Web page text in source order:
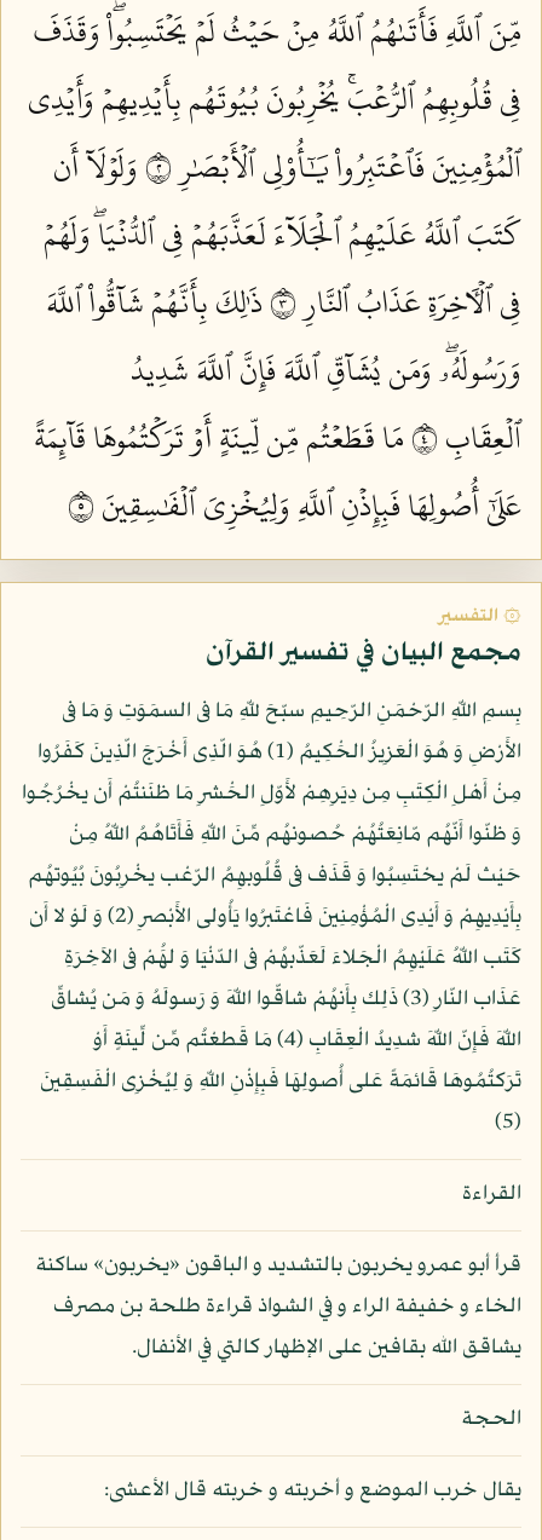
مِّنَ ٱللَّهِ فَأَتَىٰهُمُ ٱللَّهُ مِنۡ حَيۡثُ لَمۡ يَحۡتَسِبُواْۖ وَقَذَفَ
فِي قُلُوبِهِمُ ٱلرُّعۡبَۚ يُخۡرِبُونَ بُيُوتَهُم بِأَيۡدِيهِمۡ وَأَيۡدِي
ٱلۡمُؤۡمِنِينَ فَٱعۡتَبِرُواْ يَٰٓأُوْلِي ٱلۡأَبۡصَٰرِ ٢
وَلَوۡلَآ أَن
كَتَبَ ٱللَّهُ عَلَيۡهِمُ ٱلۡجَلَآءَ لَعَذَّبَهُمۡ فِي ٱلدُّنۡيَاۖ وَلَهُمۡ
فِي ٱلۡأٓخِرَةِ عَذَابُ ٱلنَّارِ ٣
ذَٰلِكَ بِأَنَّهُمۡ شَآقُّواْ ٱللَّهَ
وَرَسُولَهُۥۖ وَمَن يُشَآقِّ ٱللَّهَ فَإِنَّ ٱللَّهَ شَدِيدُ
ٱلۡعِقَابِ ٤
مَا قَطَعۡتُم مِّن لِّينَةٍ أَوۡ تَرَكۡتُمُوهَا قَآئِمَةً
عَلَىٰٓ أُصُولِهَا فَبِإِذۡنِ ٱللَّهِ وَلِيُخۡزِيَ ٱلۡفَٰسِقِينَ ٥
۞ التفسير
مجمع البيان في تفسير القرآن
بِسمِ اللّهِ الرّحْمَنِ الرّحِيمِ سبّحَ للّهِ مَا فى السمَوَتِ وَ مَا فى
الأَرْضِ وَ هُوَ الْعَزِيزُ الحَْكِيمُ (1) هُوَ الّذِى أَخْرَجَ الّذِينَ كَفَرُوا
مِنْ أَهْلِ الْكِتَبِ مِن دِيَرِهِمْ لأَوّلِ الحَْشرِ مَا ظنَنتُمْ أَن يخْرُجُوا
وَ ظنّوا أَنّهُم مّانِعَتُهُمْ حُصونهُم مِّنَ اللّهِ فَأَتَاهُمُ اللّهُ مِنْ
حَيْث لَمْ يحْتَسِبُوا وَ قَذَف فى قُلُوبهِمُ الرّعْب يخْرِبُونَ بُيُوتهُم
بِأَيْدِيهِمْ وَ أَيْدِى الْمُؤْمِنِينَ فَاعْتَبرُوا يَأُولى الأَبْصرِ (2) وَ لَوْ لا أَن
كَتَب اللّهُ عَلَيْهِمُ الْجَلاءَ لَعَذّبهُمْ فى الدّنْيَا وَ لهَُمْ فى الاَخِرَةِ
عَذَاب النّارِ (3) ذَلِك بِأَنهُمْ شاقّوا اللّهَ وَ رَسولَهُ وَ مَن يُشاقِّ
اللّهَ فَإِنّ اللّهَ شدِيدُ الْعِقَابِ (4) مَا قَطعْتُم مِّن لِّينَةٍ أَوْ
تَرَكتُمُوهَا قَائمَةً عَلى أُصولِهَا فَبِإِذْنِ اللّهِ وَ لِيُخْزِى الْفَسِقِينَ
(5)
القراءة
قرأ أبو عمرو يخربون بالتشديد و الباقون «يخربون» ساكنة
الخاء و خفيفة الراء و في الشواذ قراءة طلحة بن مصرف
يشاقق الله بقافين على الإظهار كالتي في الأنفال.
الحجة
يقال خرب الموضع و أخربته و خربته قال الأعشى: